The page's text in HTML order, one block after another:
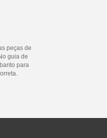
peças de
guia de
para